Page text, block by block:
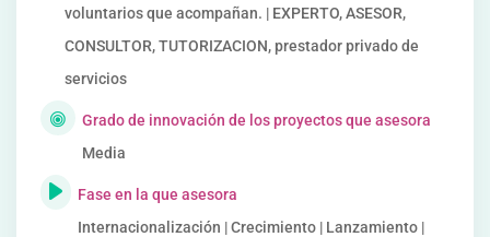
voluntarios que acompañan. | EXPERTO, ASESOR,
CONSULTOR, TUTORIZACION, prestador privado de
servicios
Grado de innovación de los proyectos que asesora
Media
Fase en la que asesora
Internacionalización | Crecimiento | Lanzamiento |